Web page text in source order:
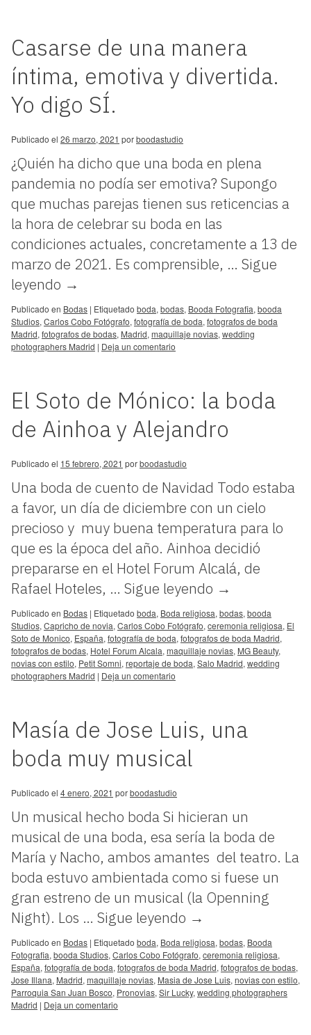
Casarse de una manera
íntima, emotiva y divertida.
Yo digo SÍ.
Publicado el 26 marzo, 2021 porboodastudio
¿Quién ha dicho que una boda en plena
pandemia no podía ser emotiva? Supongo
que muchas parejas tienen sus reticencias a
la hora de celebrar su boda en las
condiciones actuales, concretamente a 13 de
marzo de 2021. Es comprensible, … Sigue
leyendo →
Publicado en Bodas | Etiquetado boda, bodas, Booda Fotografia, booda
Studios, Carlos Cobo Fotógrafo, fotografía de boda, fotografos de boda
Madrid, fotografos de bodas, Madrid, maquillaje novias, wedding
photographers Madrid | Deja un comentario
El Soto de Mónico: la boda
de Ainhoa y Alejandro
Publicado el 15 febrero, 2021 porboodastudio
Una boda de cuento de Navidad Todo estaba
a favor, un día de diciembre con un cielo
precioso y muy buena temperatura para lo
que es la época del año. Ainhoa decidió
prepararse en el Hotel Forum Alcalá, de
Rafael Hoteles, … Sigue leyendo →
Publicado en Bodas | Etiquetado boda, Boda religiosa, bodas, booda
Studios, Capricho de novia, Carlos Cobo Fotógrafo, ceremonia religiosa, El
Soto de Monico, España, fotografía de boda, fotografos de boda Madrid,
fotografos de bodas, Hotel Forum Alcala, maquillaje novias, MG Beauty,
novias con estilo, Petit Somni, reportaje de boda, Salo Madrid, wedding
photographers Madrid | Deja un comentario
Masía de Jose Luis, una
boda muy musical
Publicado el 4 enero, 2021 porboodastudio
Un musical hecho boda Si hicieran un
musical de una boda, esa sería la boda de
María y Nacho, ambos amantes del teatro. La
boda estuvo ambientada como si fuese un
gran estreno de un musical (la Openning
Night). Los … Sigue leyendo →
Publicado en Bodas | Etiquetado boda, Boda religiosa, bodas, Booda
Fotografia, booda Studios, Carlos Cobo Fotógrafo, ceremonia religiosa,
España, fotografía de boda, fotografos de boda Madrid, fotografos de bodas,
Jose Illana, Madrid, maquillaje novias, Masia de Jose Luis, novias con estilo,
Parroquia San Juan Bosco, Pronovias, Sir Lucky, wedding photographers
Madrid | Deja un comentario